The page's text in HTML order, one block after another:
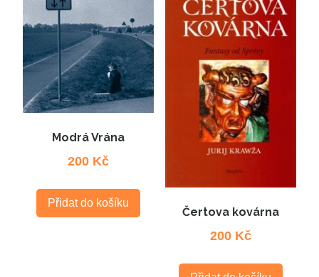
Modrá Vrána
200 Kč
Přidat do košíku
Čertova kovárna
200 Kč